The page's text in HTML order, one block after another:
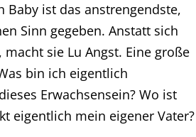
Baby ist das anstrengendste,
Sinn gegeben. Anstatt sich
sie Lu Angst. Eine große
bin ich eigentlich
Erwachsensein? Wo ist
eigentlich mein eigener Vater?